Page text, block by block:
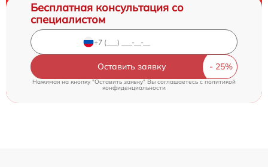
Бесплатная консультация со
специалистом
Оставить заявку
Нажимая на кнопку "Оставить заявку" Вы соглашаетесь c политикой
конфиденциальности